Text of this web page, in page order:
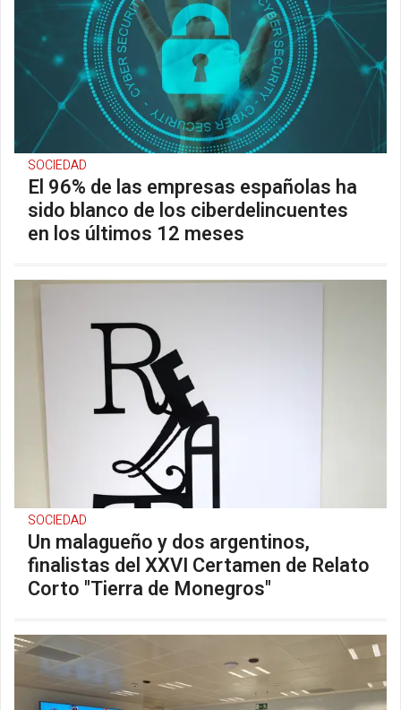
SOCIEDAD
El 96% de las empresas españolas ha
sido blanco de los ciberdelincuentes
en los últimos 12 meses
SOCIEDAD
Un malagueño y dos argentinos,
finalistas del XXVI Certamen de Relato
Corto "Tierra de Monegros"